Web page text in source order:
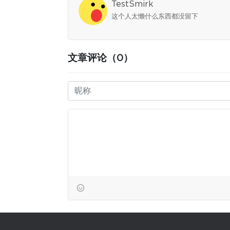
TestSmirk
这个人太懒什么东西都没留下
文章评论（0）